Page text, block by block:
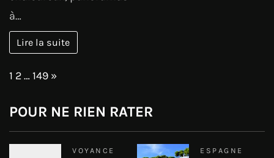
à…
Lire la suite
Page:
1 2…149 Next
»
POUR NE RIEN RATER
VOYANCE ESPAGNE